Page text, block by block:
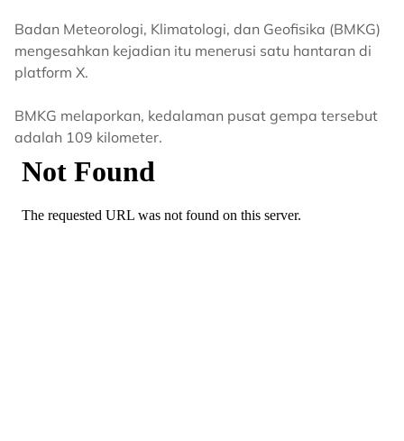
Badan Meteorologi, Klimatologi, dan Geofisika (BMKG)
mengesahkan kejadian itu menerusi satu hantaran di
platform X.
BMKG melaporkan, kedalaman pusat gempa tersebut
adalah 109 kilometer.